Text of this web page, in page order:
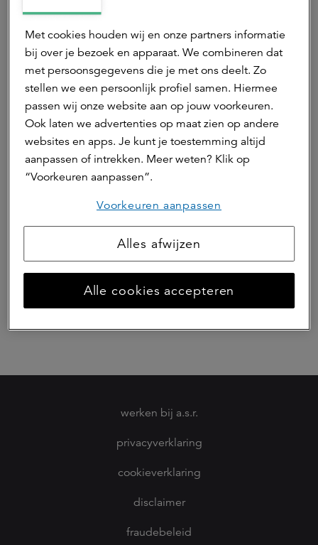
a.s.r. locatie
Toon bezoekadres in Google maps
bezoekadres
3584 BA Utrecht
werken bij a.s.r.
privacyverklaring
cookieverklaring
disclaimer
fraudebeleid
Met cookies houden wij en onze partners informatie
bij over je bezoek en apparaat. We combineren dat
met persoonsgegevens die je met ons deelt. Zo
stellen we een persoonlijk profiel samen. Hiermee
passen wij onze website aan op jouw voorkeuren.
Ook laten we advertenties op maat zien op andere
websites en apps. Je kunt je toestemming altijd
aanpassen of intrekken. Meer weten? Klik op
“Voorkeuren aanpassen”.
Voorkeuren aanpassen
Alles afwijzen
Alle cookies accepteren